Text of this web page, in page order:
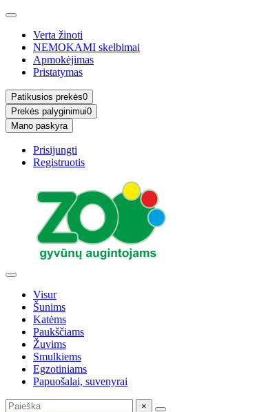
Verta žinoti
NEMOKAMI skelbimai
Apmokėjimas
Pristatymas
Patikusios prekės0
Prekės palyginimui0
Mano paskyra
Prisijungti
Registruotis
Visur
Šunims
Katėms
Paukščiams
Žuvims
Smulkiems
Egzotiniams
Papuošalai, suvenyrai
×